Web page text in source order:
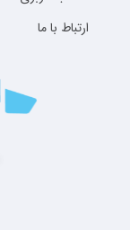
ارتباط با ما